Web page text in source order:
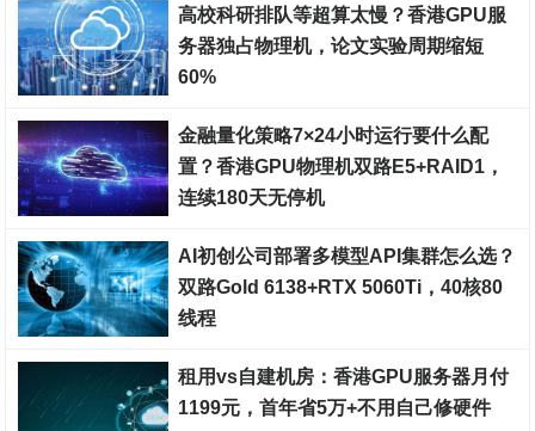
高校科研排队等超算太慢？香港GPU服
务器独占物理机，论文实验周期缩短
60%
金融量化策略7×24小时运行要什么配
置？香港GPU物理机双路E5+RAID1，
连续180天无停机
AI初创公司部署多模型API集群怎么选？
双路Gold 6138+RTX 5060Ti，40核80
线程
租用vs自建机房：香港GPU服务器月付
1199元，首年省5万+不用自己修硬件